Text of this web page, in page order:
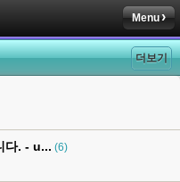
Menu
더보기
다. - u... (6)